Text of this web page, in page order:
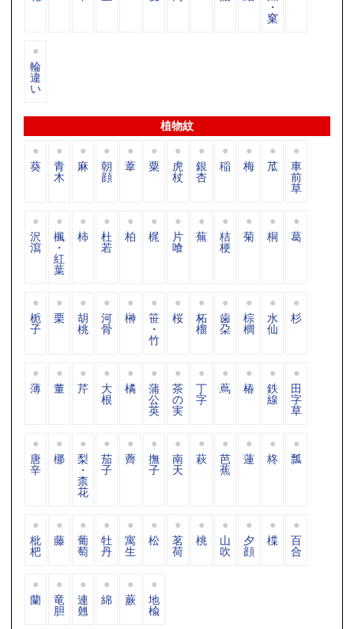
・
窠
輪
違
い
植物紋
葵 青
木
麻 朝
顔
葦 粟 虎
杖
銀
杏
稲 梅 苽 車
前
草
沢
瀉
楓
・
紅
葉
柿 杜
若
柏 梶 片
喰
蕪 桔
梗
菊 桐 葛
栀
子
栗 胡
桃
河
骨
榊 笹
・
竹
桜 柘
榴
歯
朶
棕
櫚
水
仙
杉
薄 董 芹 大
根
橘 蒲
公
英
茶
の
実
丁
字
蔦 椿 鉄
線
田
字
草
唐
辛
梛 梨
・
柰
花
茄
子
薺 撫
子
南
天
萩 芭
蕉
蓮 柊 瓢
枇
杷
藤 葡
萄
牡
丹
寓
生
松 茗
荷
桃 山
吹
夕
顔
楪 百
合
蘭 竜
胆
連
翹
綿 蕨 地
楡